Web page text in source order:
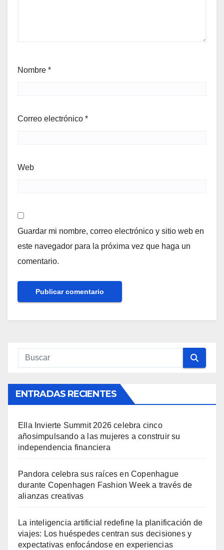
Nombre *
Correo electrónico *
Web
Guardar mi nombre, correo electrónico y sitio web en
este navegador para la próxima vez que haga un
comentario.
ENTRADAS RECIENTES
Ella Invierte Summit 2026 celebra cinco
añosimpulsando a las mujeres a construir su
independencia financiera
Pandora celebra sus raíces en Copenhague
durante Copenhagen Fashion Week a través de
alianzas creativas
La inteligencia artificial redefine la planificación de
viajes: Los huéspedes centran sus decisiones y
expectativas enfocándose en experiencias